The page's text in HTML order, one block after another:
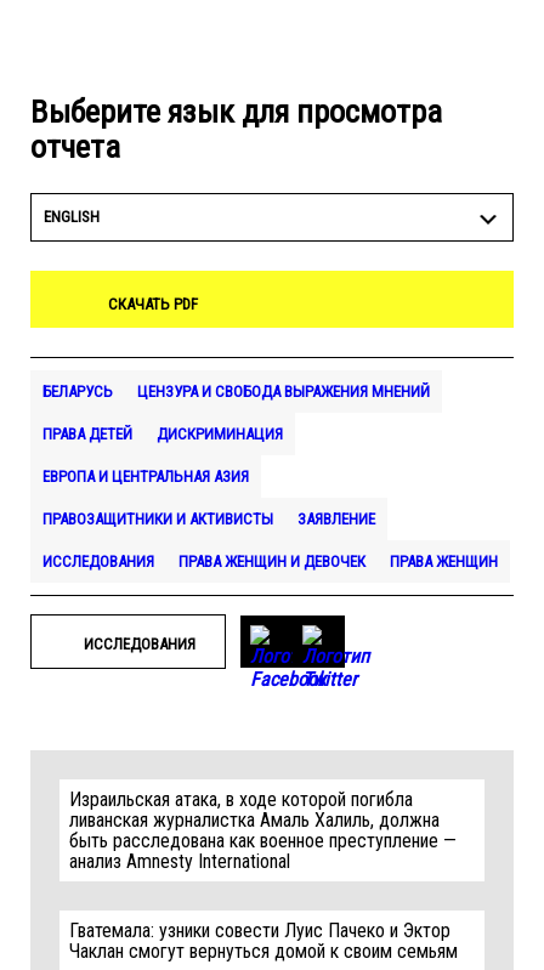
Выберите язык для просмотра
отчета
ENGLISH
СКАЧАТЬ PDF
БЕЛАРУСЬ ЦЕНЗУРА И СВОБОДА ВЫРАЖЕНИЯ МНЕНИЙ
ПРАВА ДЕТЕЙ ДИСКРИМИНАЦИЯ
ЕВРОПА И ЦЕНТРАЛЬНАЯ АЗИЯ
ПРАВОЗАЩИТНИКИ И АКТИВИСТЫ ЗАЯВЛЕНИЕ
ИССЛЕДОВАНИЯ ПРАВА ЖЕНЩИН И ДЕВОЧЕК ПРАВА ЖЕНЩИН
ИССЛЕДОВАНИЯ
Израильская атака, в ходе которой погибла
ливанская журналистка Амаль Халиль, должна
быть расследована как военное преступление —
анализ Amnesty International
Гватемала: узники совести Луис Пачеко и Эктор
Чаклан смогут вернуться домой к своим семьям